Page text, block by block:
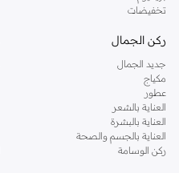
تخفيضات
ركن الجمال
جديد الجمال
مكياج
عطور
العناية بالشعر
العناية بالبشرة
العناية بالجسم والصحة
ركن الوسامة